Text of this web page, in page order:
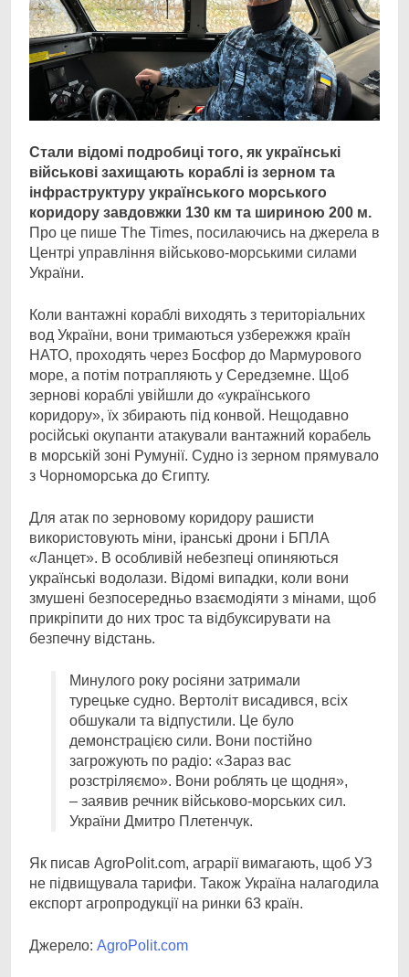
Стали відомі подробиці того, як українські
військові захищають кораблі із зерном та
інфраструктуру українського морського
коридору завдовжки 130 км та шириною 200 м.
Про це пише The Times, посилаючись на джерела в
Центрі управління військово-морськими силами
України.
Коли вантажні кораблі виходять з територіальних
вод України, вони тримаються узбережжя країн
НАТО, проходять через Босфор до Мармурового
море, а потім потрапляють у Середземне. Щоб
зернові кораблі увійшли до «українського
коридору», їх збирають під конвой. Нещодавно
російські окупанти атакували вантажний корабель
в морській зоні Румунії. Судно із зерном прямувало
з Чорноморська до Єгипту.
Для атак по зерновому коридору рашисти
використовують міни, іранські дрони і БПЛА
«Ланцет». В особливій небезпеці опиняються
українські водолази. Відомі випадки, коли вони
змушені безпосередньо взаємодіяти з мінами, щоб
прикріпити до них трос та відбуксирувати на
безпечну відстань.
Минулого року росіяни затримали
турецьке судно. Вертоліт висадився, всіх
обшукали та відпустили. Це було
демонстрацією сили. Вони постійно
загрожують по радіо: «Зараз вас
розстріляємо». Вони роблять це щодня»,
– заявив речник військово-морських сил.
України Дмитро Плетенчук.
Як писав AgroPolit.com, аграрії вимагають, щоб УЗ
не підвищувала тарифи. Також Україна налагодила
експорт агропродукції на ринки 63 країн.
Джерело: AgroPolit.com